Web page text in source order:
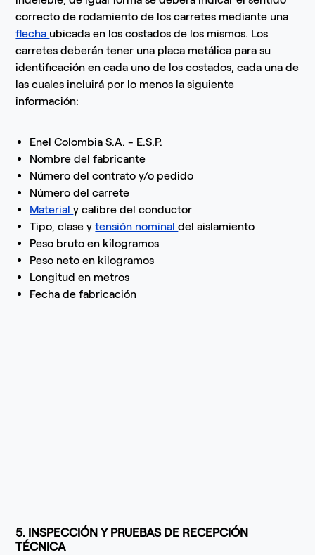
correcto de rodamiento de los carretes mediante una
flecha ubicada en los costados de los mismos. Los
carretes deberán tener una placa metálica para su
identificación en cada uno de los costados, cada una de
las cuales incluirá por lo menos la siguiente
información:
Enel Colombia S.A. - E.S.P.
Nombre del fabricante
Número del contrato y/o pedido
Número del carrete
Materialy calibre del conductor
Tipo, clase ytensión nominaldel aislamiento
Peso bruto en kilogramos
Peso neto en kilogramos
Longitud en metros
Fecha de fabricación
5. INSPECCIÓN Y PRUEBAS DE RECEPCIÓN
TÉCNICA